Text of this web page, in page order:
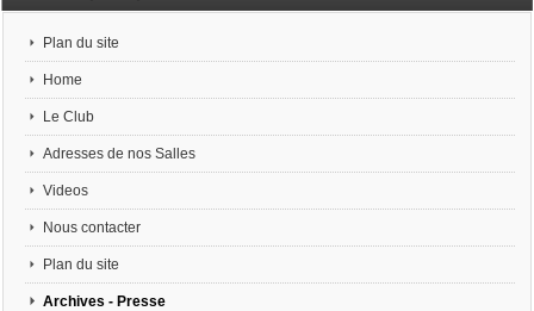
Plan du site
Home
Le Club
Adresses de nos Salles
Videos
Nous contacter
Plan du site
Archives - Presse